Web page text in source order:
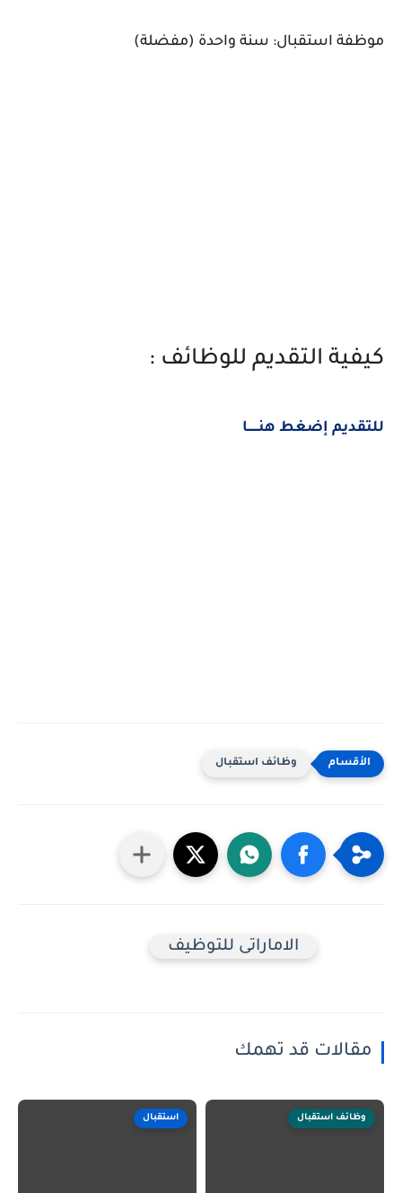
موظفة استقبال: سنة واحدة (مفضلة)
كيفية التقديم للوظائف :
للتقديم إضغط هنــــــا
وظائف استقبال
الاماراتى للتوظيف
مقالات قد تهمك
وظائف استقبال استقبال